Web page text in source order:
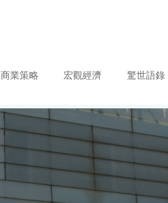
商業策略 宏觀經濟 驚世語錄